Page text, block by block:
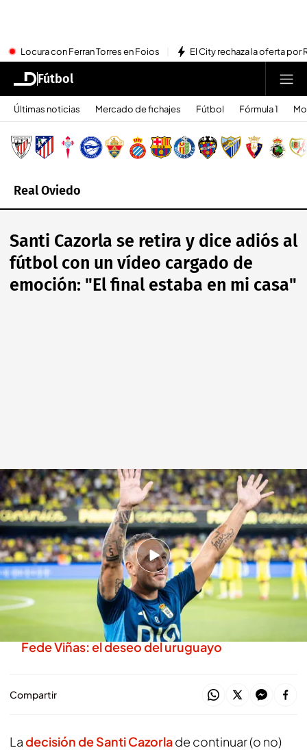
Locura con Ferran Torres en Foios El City rechaza la oferta por
Fútbol
Últimas noticias Mercado de fichajes Fútbol Fórmula 1
Real Oviedo
Santi Cazorla se retira y dice adiós al
fútbol con un vídeo cargado de
emoción: "El final estaba en mi casa"
Santi Cazorla saluda al público de La Cerámica. CordonPress
Fran Fuentes
02 JUL 2026 - 12:41h.
El asturiano, de cuya decisión estaba
pendiente el Real Oviedo, pone fin a su carrera
a los 41 años
El Deportivo completa la terna por el fichaje de
Fede Viñas: el deseo del uruguayo
Compartir
Ladecisión deSanti Cazorlade continuar (o no)